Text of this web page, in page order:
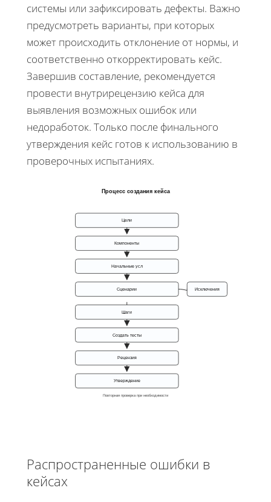
системы или зафиксировать дефекты. Важно
предусмотреть варианты, при которых
может происходить отклонение от нормы, и
соответственно откорректировать кейс.
Завершив составление, рекомендуется
провести внутрирецензию кейса для
выявления возможных ошибок или
недоработок. Только после финального
утверждения кейс готов к использованию в
проверочных испытаниях.
Процесс создания кейса
Цели
Компоненты
Начальные усл
Сценарии Исключения
Шаги
Создать тесты
Рецензия
Утверждение
Повторная проверка при необходимости
Распространенные ошибки в
кейсах